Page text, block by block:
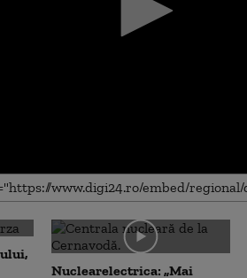
Nuclearelectrica: „Mai